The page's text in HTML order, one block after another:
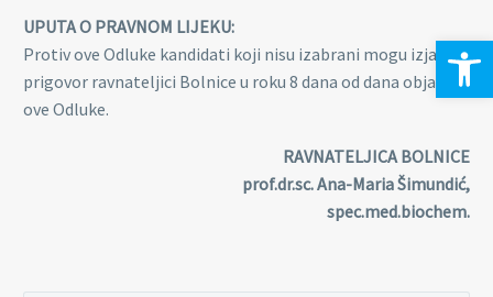
UPUTA O PRAVNOM LIJEKU:
Protiv ove Odluke kandidati koji nisu izabrani mogu izjaviti
prigovor ravnateljici Bolnice u roku 8 dana od dana objave
ove Odluke.
RAVNATELJICA BOLNICE
prof.dr.sc. Ana-Maria Šimundić,
spec.med.biochem.